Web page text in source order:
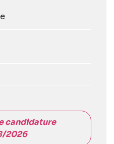
candidature
2026